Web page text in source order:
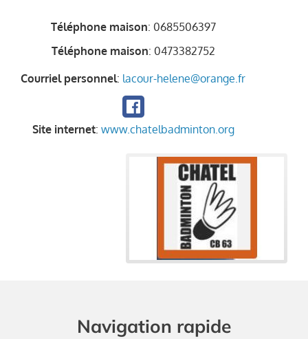
Téléphone maison: 0685506397
Téléphone maison: 0473382752
Courriel personnel: lacour-helene@orange.fr
Site internet: www.chatelbadminton.org
Navigation rapide